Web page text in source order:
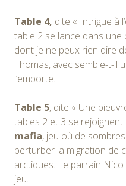
Table 4, dite « Intrigue à
table 2 se lance dans une
dont je ne peux rien dire
Thomas, avec semble-t-il
l’emporte.
Table 5, dite « Une
tables 2 et 3 se
mafia, jeu où de
perturber la migration de
arctiques. Le parrain
jeu.